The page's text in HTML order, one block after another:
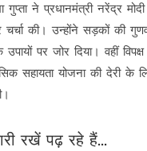
गुप्ता ने प्रधानमंत्री नरेंद्र
की। उन्होंने सड़कों की
पर जोर दिया। वहीं
सहायता योजना की देरी के
रखें पढ़ रहे हैं...